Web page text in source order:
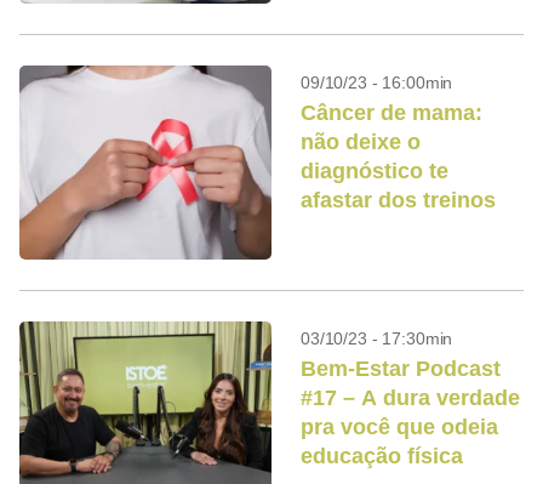
09/10/23 - 16:00min
Câncer de mama:
não deixe o
diagnóstico te
afastar dos treinos
03/10/23 - 17:30min
Bem-Estar Podcast
#17 – A dura verdade
pra você que odeia
educação física